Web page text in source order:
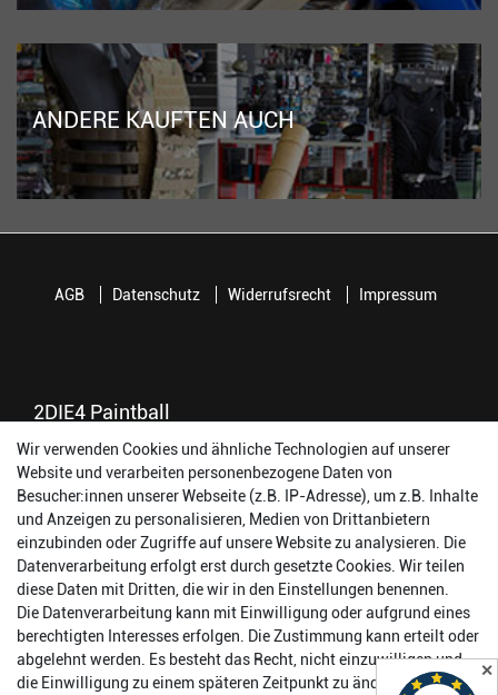
ANDERE KAUFTEN AUCH
2DIE4 Paintball
56457 Westerburg
Reinhold-Ferger-Straße 26
order@2die4-sports.com
0 26 63/ 9 68 69 37
Öffnungszeiten
Montag:
14:00 - 17:00 Uhr
Dienstag:
14:00 - 17:00 Uhr
Mittwoch:
14:00 - 17:00 Uhr
AGB Datenschutz Widerrufsrecht Impressum
Wir verwenden Cookies und ähnliche Technologien auf unserer
Website und verarbeiten personenbezogene Daten von
Besucher:innen unserer Webseite (z.B. IP-Adresse), um z.B. Inhalte
und Anzeigen zu personalisieren, Medien von Drittanbietern
einzubinden oder Zugriffe auf unsere Website zu analysieren. Die
Datenverarbeitung erfolgt erst durch gesetzte Cookies. Wir teilen
diese Daten mit Dritten, die wir in den Einstellungen benennen.
Die Datenverarbeitung kann mit Einwilligung oder aufgrund eines
berechtigten Interesses erfolgen. Die Zustimmung kann erteilt oder
abgelehnt werden. Es besteht das Recht, nicht einzuwilligen und
die Einwilligung zu einem späteren Zeitpunkt zu ändern oder zu
✕